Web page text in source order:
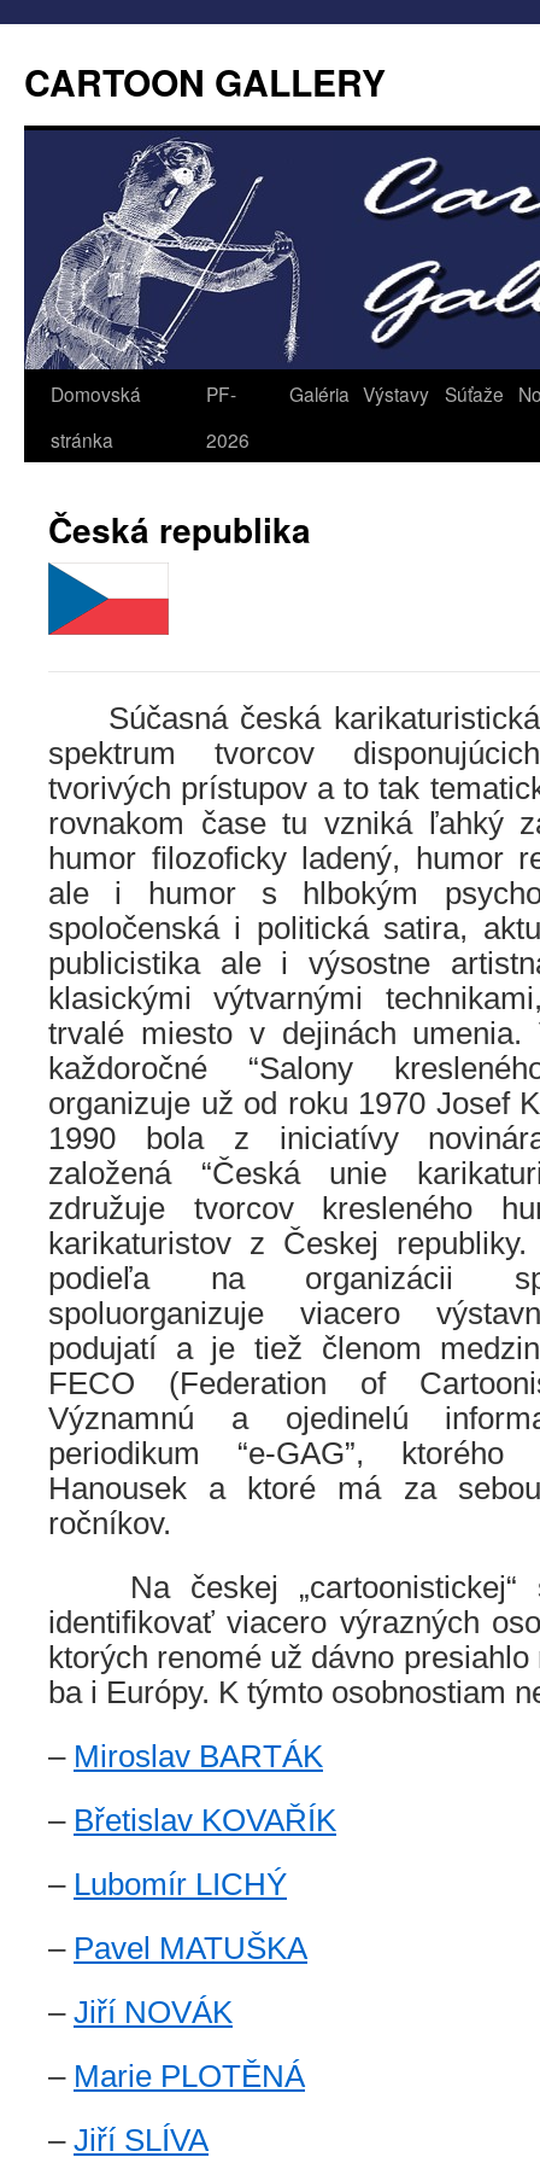
CARTOON GALLERY
Domovská
stránka
PF-
2026
Galéria Výstavy Súťaže
Česká republika
Súčasná česká
spektrum tvorcov
tvorivých prístupov a to tak
rovnakom čase tu vzniká ľahký
humor filozoficky ladený, humor
ale i humor s hlbokým
spoločenská i politická satira,
publicistika ale i výsostne
klasickými výtvarnými
trvalé miesto v dejinách umenia.
každoročné “Salony
organizuje už od roku 1970 Josef
1990 bola z iniciatívy
založená “Česká unie
združuje tvorcov kresleného
karikaturistov z Českej
podieľa na organizácii
spoluorganizuje viacero
podujatí a je tiež členom
FECO (Federation of
Významnú a ojedinelú
periodikum “e-GAG”,
Hanousek a ktoré má za
ročníkov.
Na českej „cartoonistickej“
identifikovať viacero výrazných
ktorých renomé už dávno
ba i Európy. K týmto osobnostiam
– Miroslav BARTÁK
– Břetislav KOVAŘÍK
– Lubomír LICHÝ
– Pavel MATUŠKA
– Jiří NOVÁK
– Marie PLOTĚNÁ
– Jiří SLÍVA